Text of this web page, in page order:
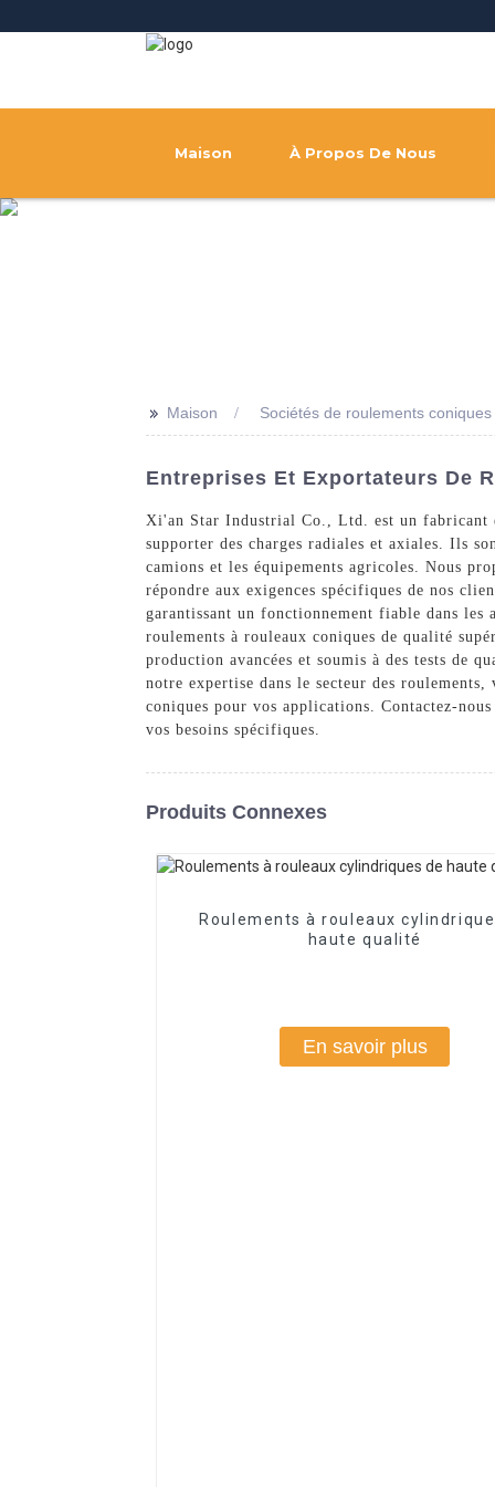
Maison À Propos De Nous
>> Maison Sociétés de roulements coniques
Entreprises Et Exportateurs De
Xi'an Star Industrial Co., Ltd. est un fabricant
supporter des charges radiales et axiales. Ils
camions et les équipements agricoles. Nous
répondre aux exigences spécifiques de nos
garantissant un fonctionnement fiable dans
roulements à rouleaux coniques de qualité
production avancées et soumis à des tests de
notre expertise dans le secteur des
coniques pour vos applications. Contactez-
vos besoins spécifiques.
Produits Connexes
Roulements à rouleaux
haute qualité
En savoir plus